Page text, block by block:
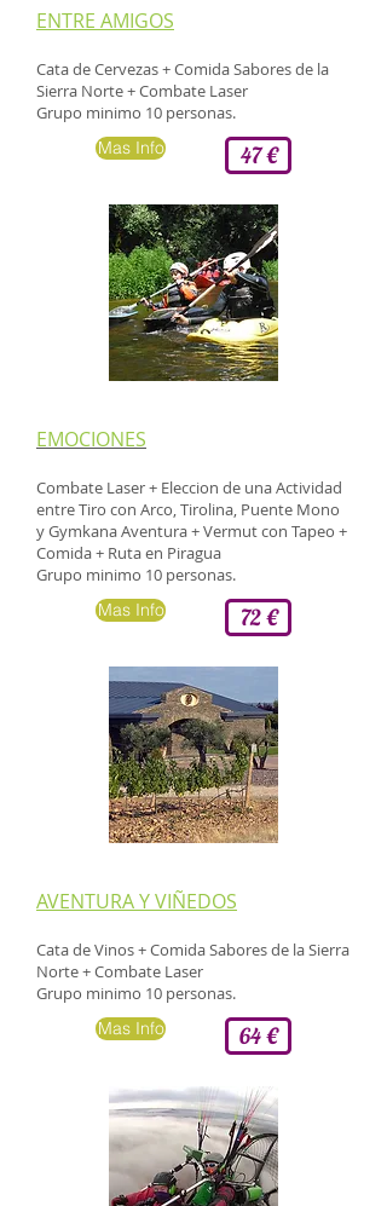
EMOCIONES
Combate Laser + Eleccion de una Actividad
entre Tiro con Arco, Tirolina, Puente Mono
y Gymkana Aventura + Vermut con Tapeo +
Comida + Ruta en Piragua
Grupo minimo 10 personas.
Mas Info
72 €
​ENTRE AMIGOS
Cata de Cervezas + Comida Sabores de la
Sierra Norte +Combate Laser
Grupo minimo 10 personas.
Mas Info
47 €
​AVENTURA Y VIÑEDOS
Cata de Vinos + Comida Sabores de la Sierra
Norte +Combate Laser
Grupo minimo 10 personas.
Mas Info
64 €